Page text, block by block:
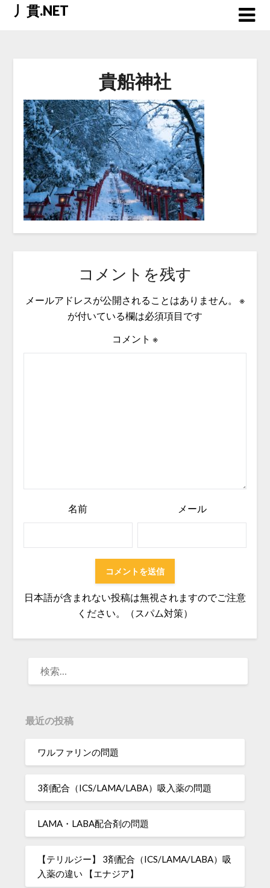
Skip丿貫.NET
貴船神社
コメントを残す
メールアドレスが公開されることはありません。
※
が付いている欄は必須項目です
コメント ※
名前 メール
日本語が含まれない投稿は無視されますのでご注意
ください。（スパム対策）
最近の投稿
ワルファリンの問題
3剤配合（ICS/LAMA/LABA）吸入薬の問題
LAMA・LABA配合剤の問題
【テリルジー】 3剤配合（ICS/LAMA/LABA）吸
入薬の違い 【エナジア】